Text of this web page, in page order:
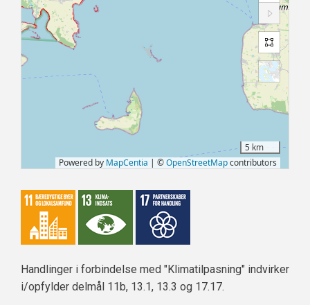
Handlinger i forbindelse med "Klimatilpasning" indvirker
i/opfylder delmål 11b, 13.1, 13.3 og 17.17.